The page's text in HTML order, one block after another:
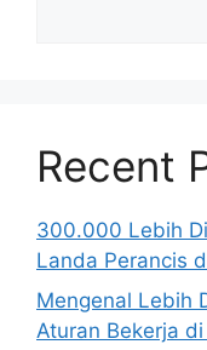
Recent
300.000 Lebih
Landa Perancis
Mengenal Lebih
Aturan Bekerja